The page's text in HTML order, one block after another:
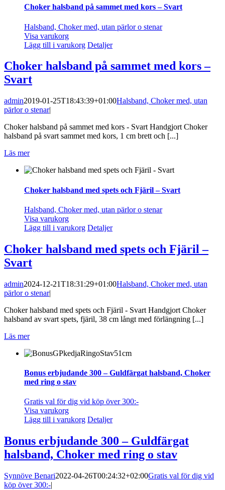
Choker halsband på sammet med kors – Svart
Halsband, Choker med, utan pärlor o stenar
Visa varukorg
Lägg till i varukorg Detaljer
Choker halsband på sammet med kors –
Svart
admin2019-01-25T18:43:39+01:00Halsband, Choker med, utan
pärlor o stenar|
Choker halsband på sammet med kors - Svart Handgjort Choker
halsband på svart sammet med kors, 1 cm brett och [...]
Läs mer
Choker halsband med spets och Fjäril – Svart
Halsband, Choker med, utan pärlor o stenar
Visa varukorg
Lägg till i varukorg Detaljer
Choker halsband med spets och Fjäril –
Svart
admin2024-12-21T18:31:29+01:00Halsband, Choker med, utan
pärlor o stenar|
Choker halsband med spets och Fjäril - Svart Handgjort Choker
halsband av svart spets, fjäril, 38 cm långt med förlängning [...]
Läs mer
Bonus erbjudande 300 – Guldfärgat halsband, Choker
med ring o stav
Gratis val för dig vid köp över 300:-
Visa varukorg
Lägg till i varukorg Detaljer
Bonus erbjudande 300 – Guldfärgat
halsband, Choker med ring o stav
Synnöve Benari2022-04-26T00:24:32+02:00Gratis val för dig vid
köp över 300:-|